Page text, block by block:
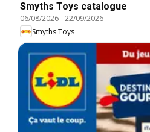
Smyths Toys catalogue
06/08/2026-22/09/2026
Smyths Toys